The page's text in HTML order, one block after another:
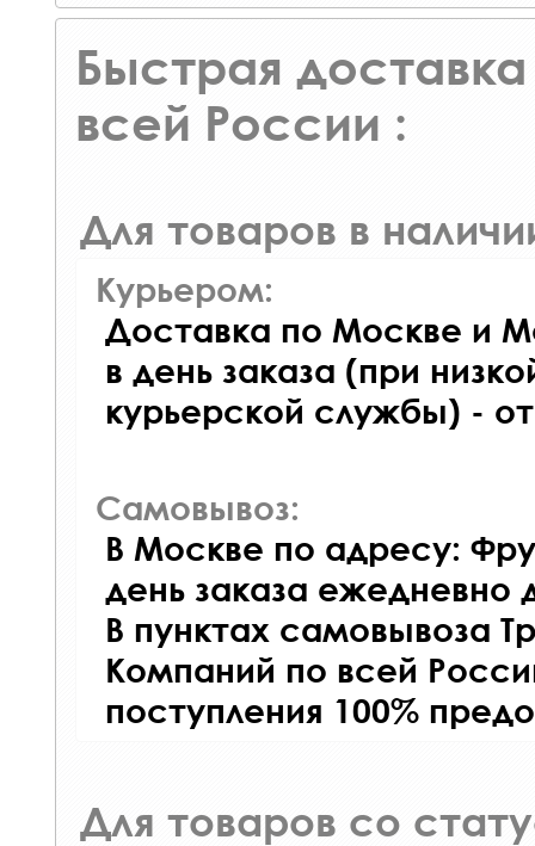
Быстрая доставка
всей России :
Для товаров в
Курьером:
Доставка по Москве и
в день заказа (при
курьерской службы) -
Самовывоз:
В Москве по адресу:
день заказа ежедневно
В пунктах самовывоза
Компаний по всей
поступления 100%
Для товаров со